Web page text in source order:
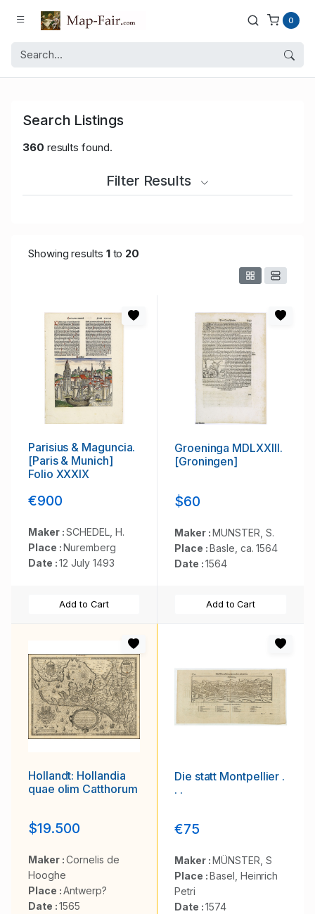
0
Search Listings
360 results found.
Filter Results
Showing results 1to 20
Parisius & Maguncia.
[Paris & Munich]
Folio XXXIX
€900
Maker :SCHEDEL, H.
Place :Nuremberg
Date :12 July 1493
Add to Cart
Groeninga MDLXXIII.
[Groningen]
$60
Maker :MUNSTER, S.
Place :Basle, ca. 1564
Date :1564
Add to Cart
Hollandt: Hollandia
quae olim Catthorum
$19.500
Maker :Cornelis de
Hooghe
Place :Antwerp?
Date :1565
Die statt Montpellier .
. .
€75
Maker :MÜNSTER, S
Place :Basel, Heinrich
Petri
Date :1574